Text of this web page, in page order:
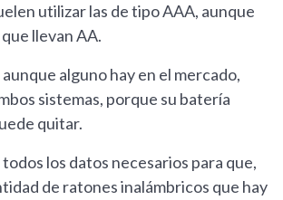
utilizar las de tipo AAA, aunque
llevan AA.
alguno hay en el mercado,
sistemas, porque su batería
quitar.
los datos necesarios para que,
de ratones inalámbricos que hay